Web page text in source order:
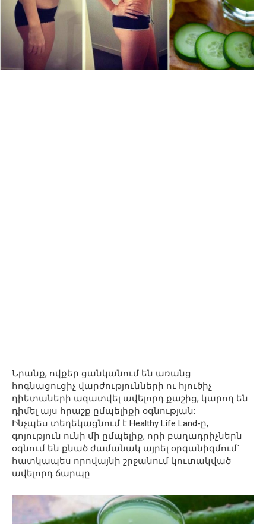
Նրանք, ովքեր ցանկանում են առանց
հոգնացուցիչ վարժությունների ու հյուծիչ
դիետաների ազատվել ավելորդ քաշից, կարող են
դիմել այս հրաշք ըմպելիքի օգնության:
Ինչպես տեղեկացնում է Healthy Life Land-ը,
գոյություն ունի մի ըմպելիք, որի բաղադրիչներն
օգնում են քնած ժամանակ այրել օրգանիզմում`
հատկապես որովայնի շրջանում կուտակված
ավելորդ ճարպը: